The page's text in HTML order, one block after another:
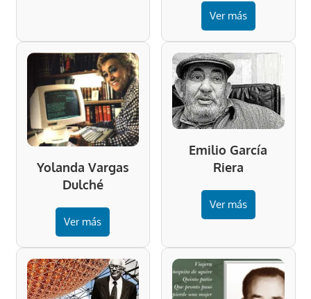
Ver más
Yolanda Vargas
Dulché
Ver más
Emilio García
Riera
Ver más